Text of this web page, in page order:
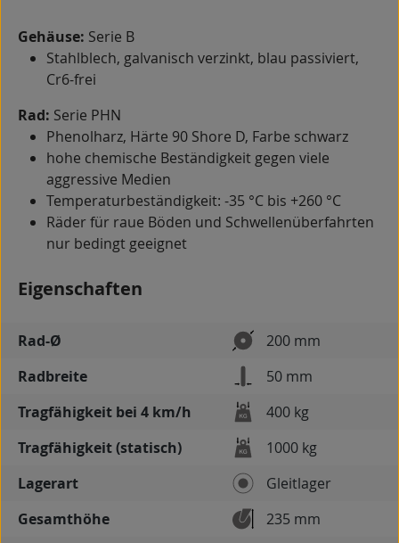
Gehäuse: Serie B
Stahlblech, galvanisch verzinkt, blau passiviert,
Cr6-frei
Rad: Serie PHN
Phenolharz, Härte 90 Shore D, Farbe schwarz
hohe chemische Beständigkeit gegen viele
aggressive Medien
Temperaturbeständigkeit: -35 °C bis +260 °C
Räder für raue Böden und Schwellenüberfahrten
nur bedingt geeignet
Eigenschaften
Rad-Ø
200 mm
Radbreite
50 mm
Tragfähigkeit bei 4 km/h
400 kg
Tragfähigkeit (statisch)
1000 kg
Lagerart
Gleitlager
Gesamthöhe
235 mm